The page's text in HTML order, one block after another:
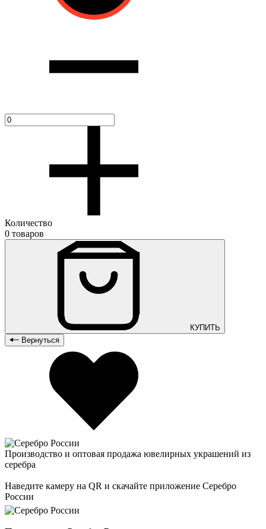
Количество
0 товаров
КУПИТЬ
Вернуться
Производство и оптовая продажа ювелирных украшений из
серебра
Наведите камеру на QR и скачайте приложение Серебро
России